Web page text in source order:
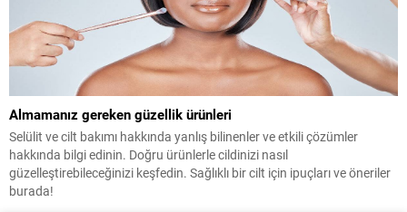
Almamanız gereken güzellik ürünleri
Selülit ve cilt bakımı hakkında yanlış bilinenler ve etkili çözümler
hakkında bilgi edinin. Doğru ürünlerle cildinizi nasıl
güzelleştirebileceğinizi keşfedin. Sağlıklı bir cilt için ipuçları ve öneriler
burada!